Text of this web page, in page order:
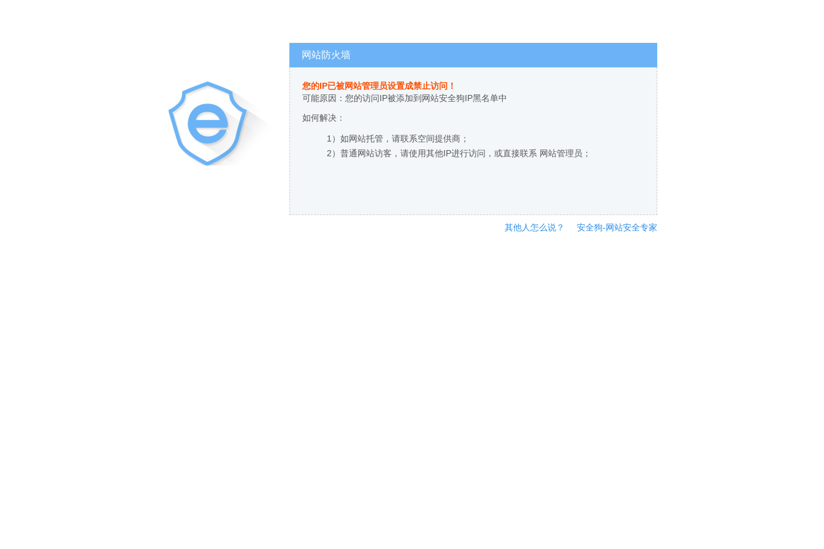
网站防火墙
您的IP已被网站管理员设置成禁止访问！
可能原因：您的访问IP被添加到网站安全狗IP黑名单中
如何解决：
1）如网站托管，请联系空间提供商；
2）普通网站访客，请使用其他IP进行访问，或直接联系 网站管理员；
其他人怎么说？ 安全狗-网站安全专家